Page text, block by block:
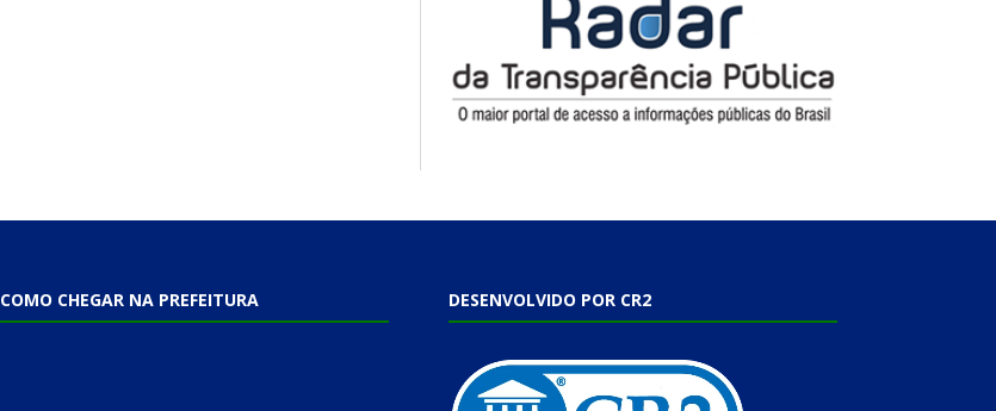
COMO CHEGAR NA PREFEITURA DESENVOLVIDO POR CR2